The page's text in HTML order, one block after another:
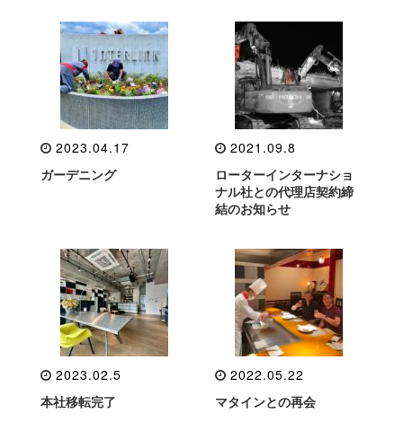
2023.04.17
ガーデニング
2021.09.8
ローターインターナショ
ナル社との代理店契約締
結のお知らせ
2023.02.5
本社移転完了
2022.05.22
マタインとの再会